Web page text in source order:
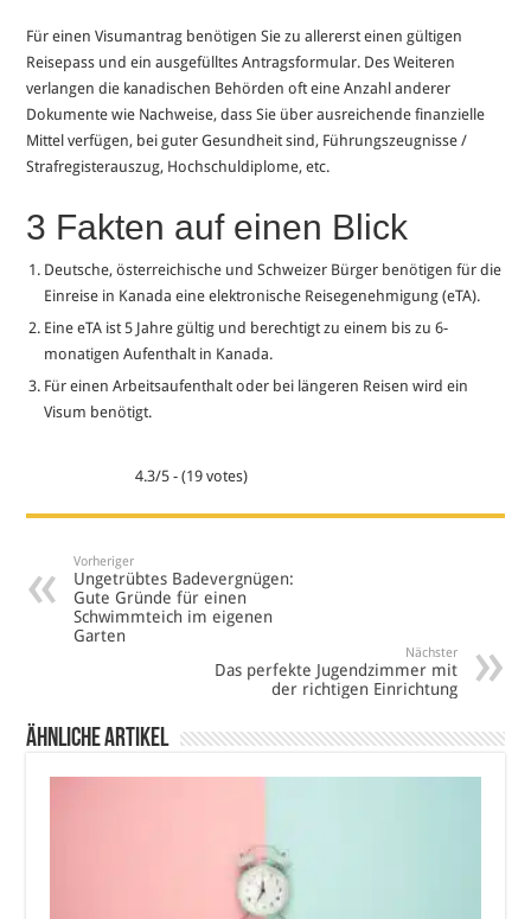
Für einen Visumantrag benötigen Sie zu allererst einen gültigen
Reisepass und ein ausgefülltes Antragsformular. Des Weiteren
verlangen die kanadischen Behörden oft eine Anzahl anderer
Dokumente wie Nachweise, dass Sie über ausreichende finanzielle
Mittel verfügen, bei guter Gesundheit sind, Führungszeugnisse /
Strafregisterauszug, Hochschuldiplome, etc.
3 Fakten auf einen Blick
Deutsche, österreichische und Schweizer Bürger benötigen für die
Einreise in Kanada eine elektronische Reisegenehmigung (eTA).
Eine eTA ist 5 Jahre gültig und berechtigt zu einem bis zu 6-
monatigen Aufenthalt in Kanada.
Für einen Arbeitsaufenthalt oder bei längeren Reisen wird ein
Visum benötigt.
4.3/5 - (19 votes)
Vorheriger
Ungetrübtes Badevergnügen:
Gute Gründe für einen
Schwimmteich im eigenen
Garten
Nächster
Das perfekte Jugendzimmer mit
der richtigen Einrichtung
Ähnliche Artikel